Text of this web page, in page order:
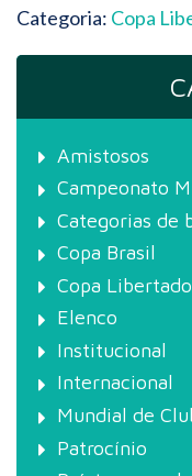
Categoria: Copa
Amistosos
Campeonato
Categorias de
Copa Brasil
Copa
Elenco
Institucional
Internacional
Mundial de
Patrocínio